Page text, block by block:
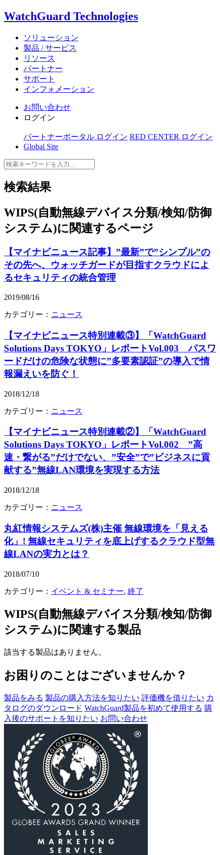
WatchGuard Technologies
ソリューション
製品 / サービス
リソース
パートナー
サポート
インフォメーション
お問い合わせ
ログイン
パートナーポータル ログイン RED CENTER ログイン
Global Site
検索結果
WIPS(自動無線デバイス分類/検知/防御
システム)に関連するページ
【マイナビニュース記事】”最新”で”シンプル”の
その先へ、ウォッチガードが目指すクラウドによ
るセキュリティの統合管理
2019/08/16
カテゴリー： ニュース
【マイナビニュース特別連載③】「WatchGuard
Solutions Days TOKYO」レポートVol.003 パスワ
ードだけの危険な状態に”多要素認証”の導入で情
報漏えいを防ぐ！
2018/12/18
カテゴリー： ニュース
【マイナビニュース特別連載②】「WatchGuard
Solutions Days TOKYO」レポートVol.002 ”高
速・繋がる”だけでない、”安全”で”ビジネスに貢
献する”無線LAN環境を実現する方法
2018/12/18
カテゴリー： ニュース
丸紅情報システムズ(株)主催 無線環境を「見える
化」! 無線セキュリティを底上げするクラウド型無
線LANの実力とは？
2018/07/10
カテゴリー： イベント & セミナー, 終了
WIPS(自動無線デバイス分類/検知/防御
システム)に関連する製品
該当する製品はありません。
お困りのことはございませんか？
製品をみる 製品の購入方法を知りたい 評価機を借りたい カ
タログのダウンロード WatchGuard製品を初めて使用する 購
入後のサポートを知りたい お問い合わせ